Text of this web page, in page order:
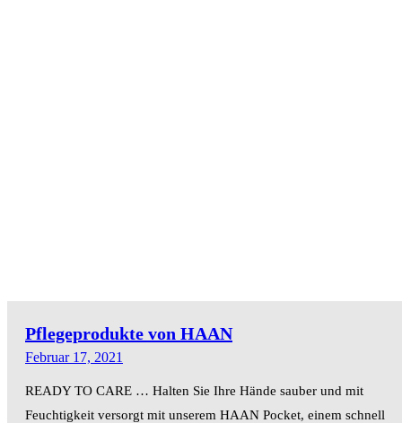
Pflegeprodukte von HAAN
Februar 17, 2021
READY TO CARE … Halten Sie Ihre Hände sauber und mit
Feuchtigkeit versorgt mit unserem HAAN Pocket, einem schnell